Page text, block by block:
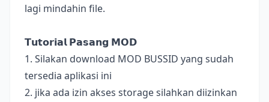
lagi mindahin file.
𝗧𝘂𝘁𝗼𝗿𝗶𝗮𝗹 𝗣𝗮𝘀𝗮𝗻𝗴 𝗠𝗢𝗗
1. Silakan download MOD BUSSID yang sudah
tersedia aplikasi ini
2. jika ada izin akses storage silahkan diizinkan